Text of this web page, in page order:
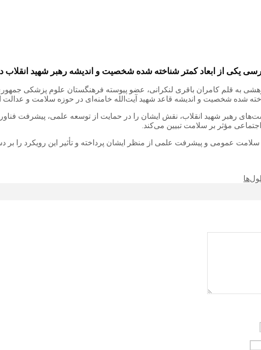
یکی از ابعاد کمتر شناخته‌ شده شخصیت و اندیشه رهبر شهید
شده شخصیت و اندیشه قاعد شهید آیت‌الله خامنه‌ای در حوزه سلامت و
رهبر شهید انقلاب، نقش ایشان را در حمایت از توسعه علمی، پیشرفت
مؤثر بر سلامت تبیین می‌کند.
سلامت عمومی و پیشرفت علمی از منظر ایشان پرداخته و تأثیر این رویکرد را